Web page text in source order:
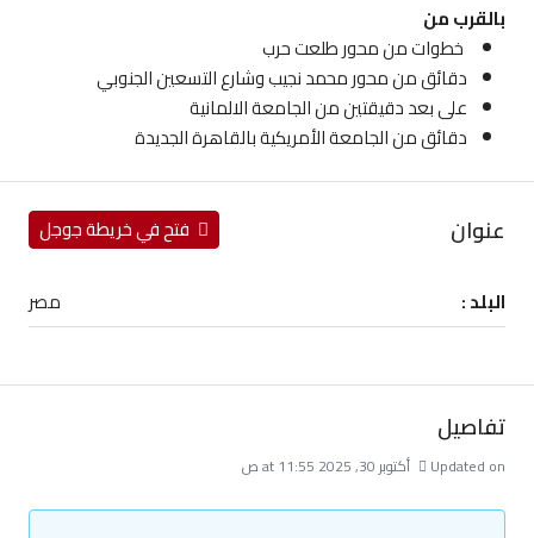
بالقرب من
خطوات من محور طلعت حرب
دقائق من محور محمد نجيب وشارع التسعين الجنوبي
على بعد دقيقتين من الجامعة الالمانية
دقائق من الجامعة الأمريكية بالقاهرة الجديدة
عنوان فتح في خريطة جوجل
البلد : مصر
تفاصيل
Updated on أكتوبر 30, 2025 at 11:55 ص